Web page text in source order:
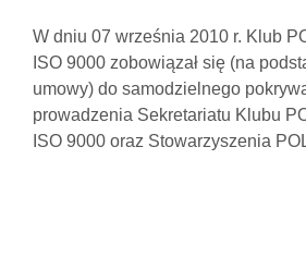
W dniu 07 września 2010 r. Klub
ISO 9000 zobowiązał się (na
umowy) do samodzielnego
prowadzenia Sekretariatu Klubu
ISO 9000 oraz Stowarzyszenia